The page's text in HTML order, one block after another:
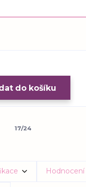
do košíku
17/24
Hodnocení